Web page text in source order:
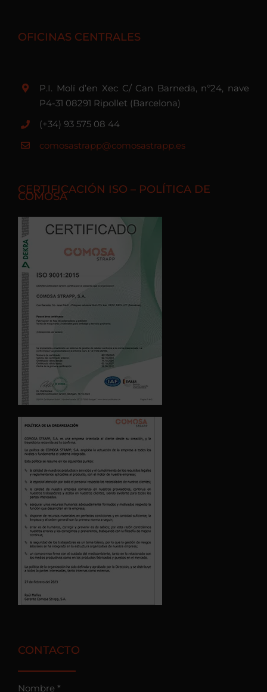
OFICINAS CENTRALES
P.I. Molí d’en Xec C/ Can Barneda, nº24, nave
P4-31 08291 Ripollet (Barcelona)
(+34) 93 575 08 44
comosastrapp@comosastrapp.es
CERTIFICACIÓN ISO – POLÍTICA DE
COMOSA
CONTACTO
Nombre *